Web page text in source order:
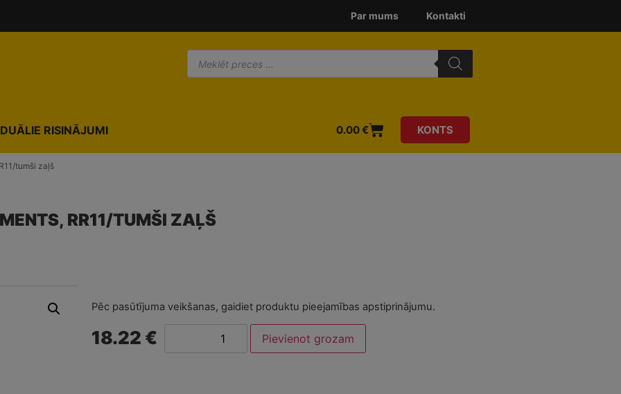
Par mums Kontakti
RISINĀJUMI 0.00€ KONTS
tumši zaļš
RR11/TUMŠI ZAĻŠ
Pēc pasūtījuma veikšanas, gaidiet produktu pieejamības apstiprinājumu.
18.22 € Pievienot grozam